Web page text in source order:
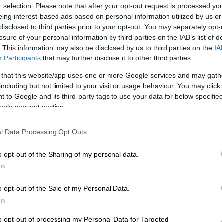
selection. Please note that after your opt-out request is processed
interest-based ads based on personal information utilized by us
to third parties prior to your opt-out. You may separately
of your personal information by third parties on the IAB’s list of
This information may also be disclosed by us to third parties on the
Participants that may further disclose it to other third parties.
that this website/app uses one or more Google services and may
but not limited to your visit or usage behaviour. You may
to Google and its third-party tags to use your data for below
consent section.
Data Processing Opt Outs
opt-out of the Sharing of my personal data.
opt-out of the Sale of my Personal Data.
opt-out of processing my Personal Data for Targeted
of Growing Up a Wizard»,ο Felton
την απόφασή του να γράψει και αποκάλυψε
Έμα Γουάτσον (Emma Watson)τον
όχι μόνο τα διασκεδαστικά κομμάτια.